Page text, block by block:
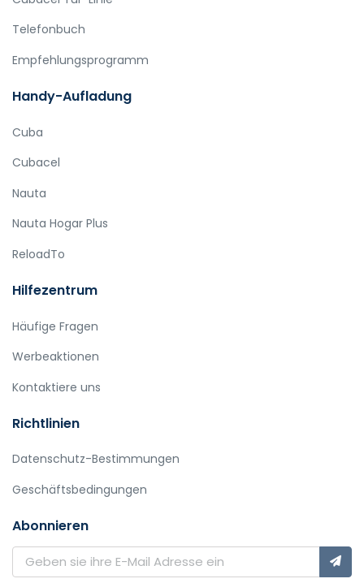
Telefonbuch
Empfehlungsprogramm
Handy-Aufladung
Cuba
Cubacel
Nauta
Nauta Hogar Plus
ReloadTo
Hilfezentrum
Häufige Fragen
Werbeaktionen
Kontaktiere uns
Richtlinien
Datenschutz-Bestimmungen
Geschäftsbedingungen
Abonnieren